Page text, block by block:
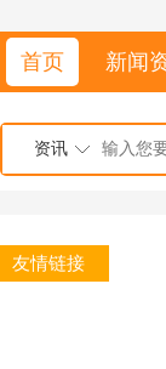
首页 新闻
资讯
友情链接